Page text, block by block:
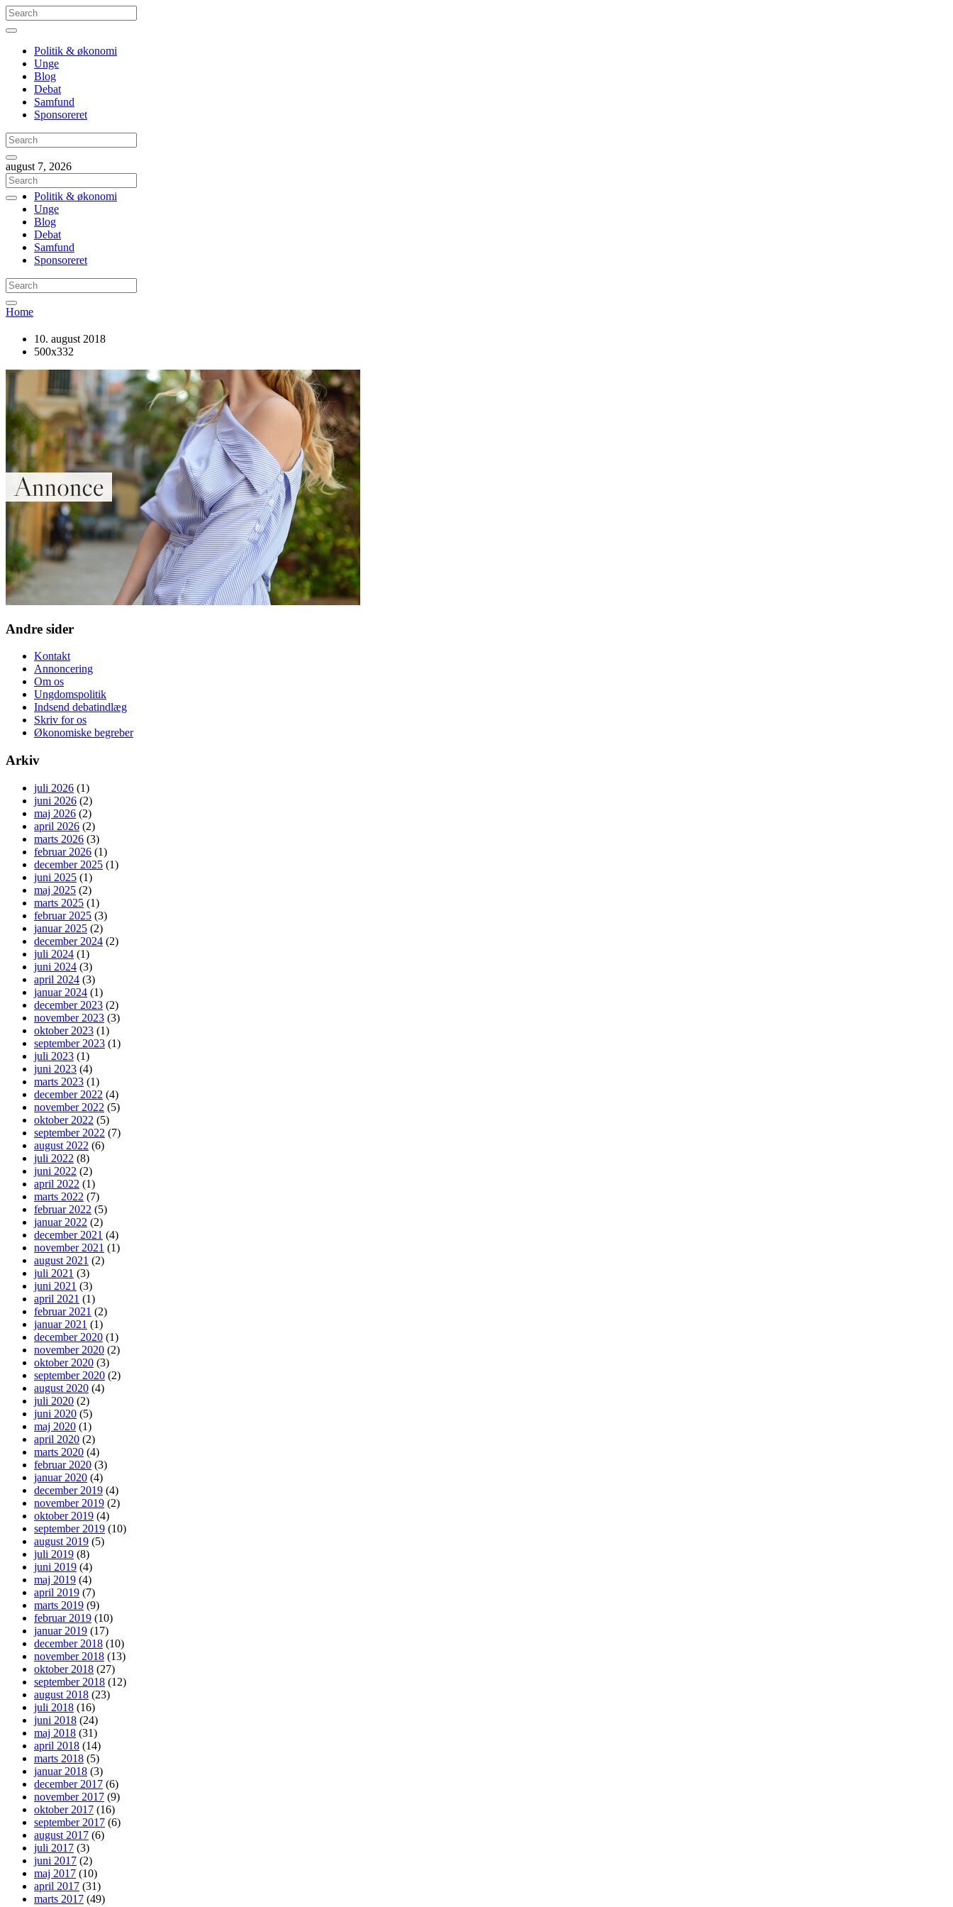
Politik & økonomi
Unge
Blog
Debat
Samfund
Sponsoreret
august 7, 2026
Politik & økonomi
Unge
Blog
Debat
Samfund
Sponsoreret
Home
10. august 2018
500x332
Andre sider
Kontakt
Annoncering
Om os
Ungdomspolitik
Indsend debatindlæg
Skriv for os
Økonomiske begreber
Arkiv
juli 2026 (1)
juni 2026 (2)
maj 2026 (2)
april 2026 (2)
marts 2026 (3)
februar 2026 (1)
december 2025 (1)
juni 2025 (1)
maj 2025 (2)
marts 2025 (1)
februar 2025 (3)
januar 2025 (2)
december 2024 (2)
juli 2024 (1)
juni 2024 (3)
april 2024 (3)
januar 2024 (1)
december 2023 (2)
november 2023 (3)
oktober 2023 (1)
september 2023 (1)
juli 2023 (1)
juni 2023 (4)
marts 2023 (1)
december 2022 (4)
november 2022 (5)
oktober 2022 (5)
september 2022 (7)
august 2022 (6)
juli 2022 (8)
juni 2022 (2)
april 2022 (1)
marts 2022 (7)
februar 2022 (5)
januar 2022 (2)
december 2021 (4)
november 2021 (1)
august 2021 (2)
juli 2021 (3)
juni 2021 (3)
april 2021 (1)
februar 2021 (2)
januar 2021 (1)
december 2020 (1)
november 2020 (2)
oktober 2020 (3)
september 2020 (2)
august 2020 (4)
juli 2020 (2)
juni 2020 (5)
maj 2020 (1)
april 2020 (2)
marts 2020 (4)
februar 2020 (3)
januar 2020 (4)
december 2019 (4)
november 2019 (2)
oktober 2019 (4)
september 2019 (10)
august 2019 (5)
juli 2019 (8)
juni 2019 (4)
maj 2019 (4)
april 2019 (7)
marts 2019 (9)
februar 2019 (10)
januar 2019 (17)
december 2018 (10)
november 2018 (13)
oktober 2018 (27)
september 2018 (12)
august 2018 (23)
juli 2018 (16)
juni 2018 (24)
maj 2018 (31)
april 2018 (14)
marts 2018 (5)
januar 2018 (3)
december 2017 (6)
november 2017 (9)
oktober 2017 (16)
september 2017 (6)
august 2017 (6)
juli 2017 (3)
juni 2017 (2)
maj 2017 (10)
april 2017 (31)
marts 2017 (49)